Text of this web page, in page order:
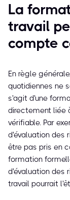
La
travail
compte
En règle
quotidiennes ne
s'agit d'une
directement liée
vérifiable. Par
d'évaluation des
être pas pris en
formation
d'évaluation des
travail pourrait